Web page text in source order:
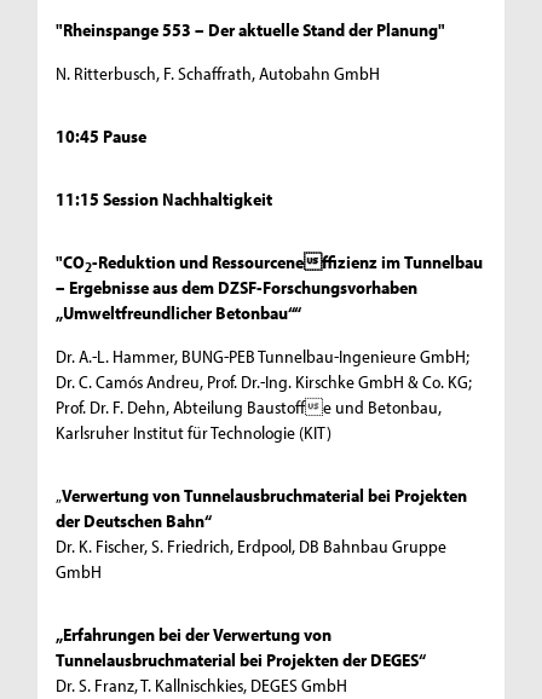
"Rheinspange 553 – Der aktuelle Stand der Planung"
N. Ritterbusch, F. Schaffrath, Autobahn GmbH
10:45 Pause
11:15 Session Nachhaltigkeit
"CO2-Reduktion und Ressourceneffizienz im Tunnelbau
– Ergebnisse aus dem DZSF-Forschungsvorhaben
„Umweltfreundlicher Betonbau““
Dr. A.-L. Hammer, BUNG-PEB Tunnelbau-Ingenieure GmbH;
Dr. C. Camós Andreu, Prof. Dr.-Ing. Kirschke GmbH & Co. KG;
Prof. Dr. F. Dehn, Abteilung Baustoffe und Betonbau,
Karlsruher Institut für Technologie (KIT)
„Verwertung von Tunnelausbruchmaterial bei Projekten
der Deutschen Bahn“
Dr. K. Fischer, S. Friedrich, Erdpool, DB Bahnbau Gruppe
GmbH
„Erfahrungen bei der Verwertung von
Tunnelausbruchmaterial bei Projekten der DEGES“
Dr. S. Franz, T. Kallnischkies, DEGES GmbH